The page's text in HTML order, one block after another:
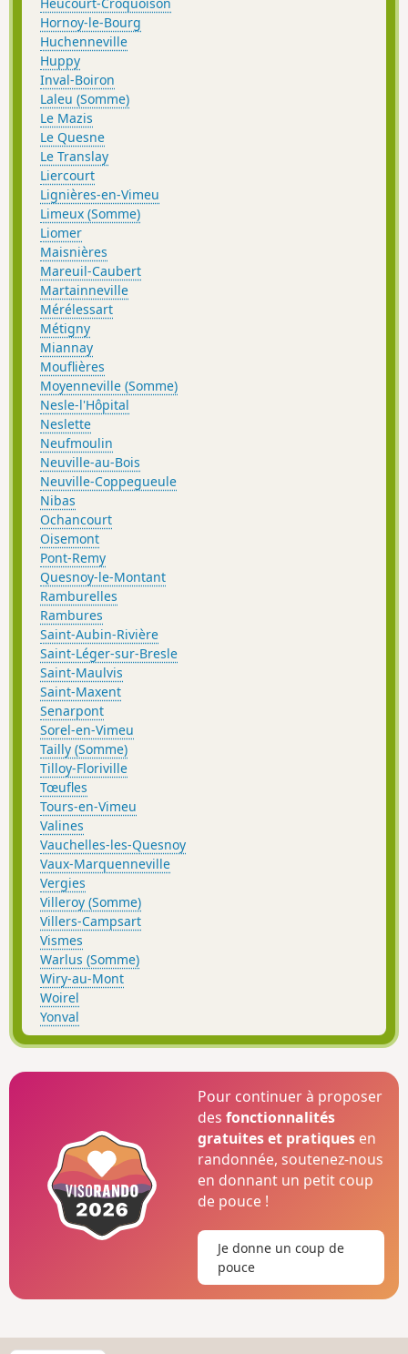
Heucourt-Croquoison
Hornoy-le-Bourg
Huchenneville
Huppy
Inval-Boiron
Laleu (Somme)
Le Mazis
Le Quesne
Le Translay
Liercourt
Lignières-en-Vimeu
Limeux (Somme)
Liomer
Maisnières
Mareuil-Caubert
Martainneville
Mérélessart
Métigny
Miannay
Mouflières
Moyenneville (Somme)
Nesle-l'Hôpital
Neslette
Neufmoulin
Neuville-au-Bois
Neuville-Coppegueule
Nibas
Ochancourt
Oisemont
Pont-Remy
Quesnoy-le-Montant
Ramburelles
Rambures
Saint-Aubin-Rivière
Saint-Léger-sur-Bresle
Saint-Maulvis
Saint-Maxent
Senarpont
Sorel-en-Vimeu
Tailly (Somme)
Tilloy-Floriville
Tœufles
Tours-en-Vimeu
Valines
Vauchelles-les-Quesnoy
Vaux-Marquenneville
Vergies
Villeroy (Somme)
Villers-Campsart
Vismes
Warlus (Somme)
Wiry-au-Mont
Woirel
Yonval
Pour continuer à proposer
desfonctionnalités
gratuites et pratiques en
randonnée, soutenez-nous
en donnant un petit coup
de pouce !
Je donne un coup de
pouce